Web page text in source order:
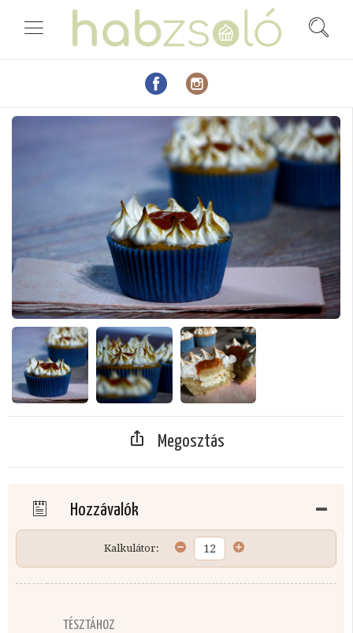
Megosztás
Hozzávalók
Kalkulátor:
TÉSZTÁHOZ